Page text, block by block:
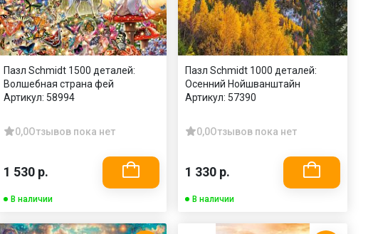
Пазл Schmidt 1500 деталей:
Волшебная страна фей
Артикул: 58994
0,0Отзывов пока нет
1 530 р.
В наличии
Пазл Schmidt 1000 деталей:
Осенний Нойшванштайн
Артикул: 57390
0,0Отзывов пока нет
1 330 р.
В наличии